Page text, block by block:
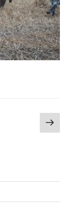
Next
page